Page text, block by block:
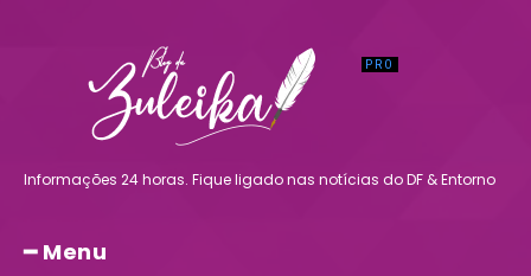
Informações 24 horas. Fique ligado nas notícias do DF & Entorno
━ Menu